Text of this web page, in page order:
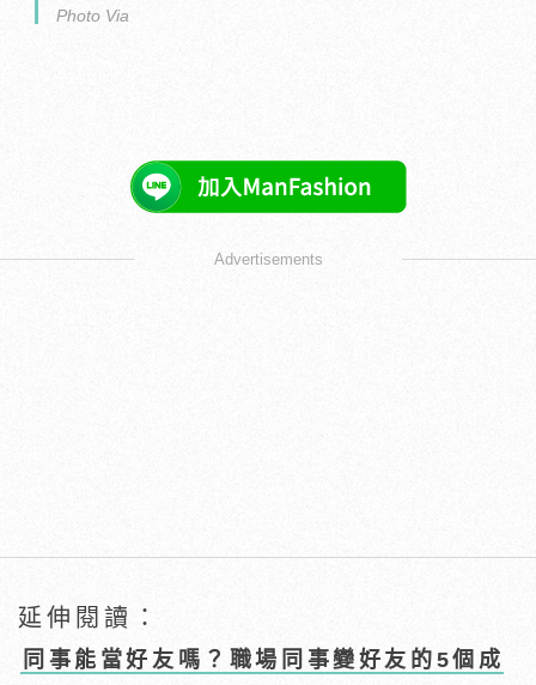
Photo Via
Advertisements
延伸閱讀：
同事能當好友嗎？職場同事變好友的5個成